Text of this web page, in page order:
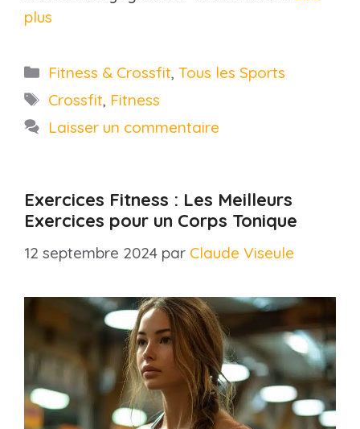
plus
Catégories
Fitness & Crossfit,Tous les Sports
Étiquettes
Crossfit, Fitness
Laisser un commentaire
Exercices Fitness : Les Meilleurs
Exercices pour un Corps Tonique
12 septembre 2024 par Claude Viseule